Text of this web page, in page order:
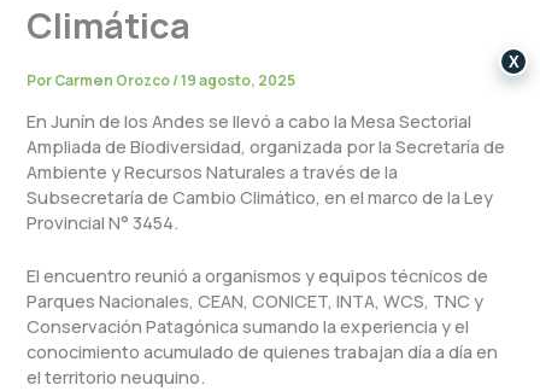
Climática
PorCarmen Orozco/19 agosto, 2025
En Junín de los Andes se llevó a cabo la Mesa Sectorial
Ampliada de Biodiversidad, organizada por la Secretaría de
Ambiente y Recursos Naturales a través de la
Subsecretaría de Cambio Climático, en el marco de la Ley
Provincial N° 3454.
El encuentro reunió a organismos y equipos técnicos de
Parques Nacionales, CEAN, CONICET, INTA, WCS, TNC y
Conservación Patagónica sumando la experiencia y el
conocimiento acumulado de quienes trabajan día a día en
el territorio neuquino.
X